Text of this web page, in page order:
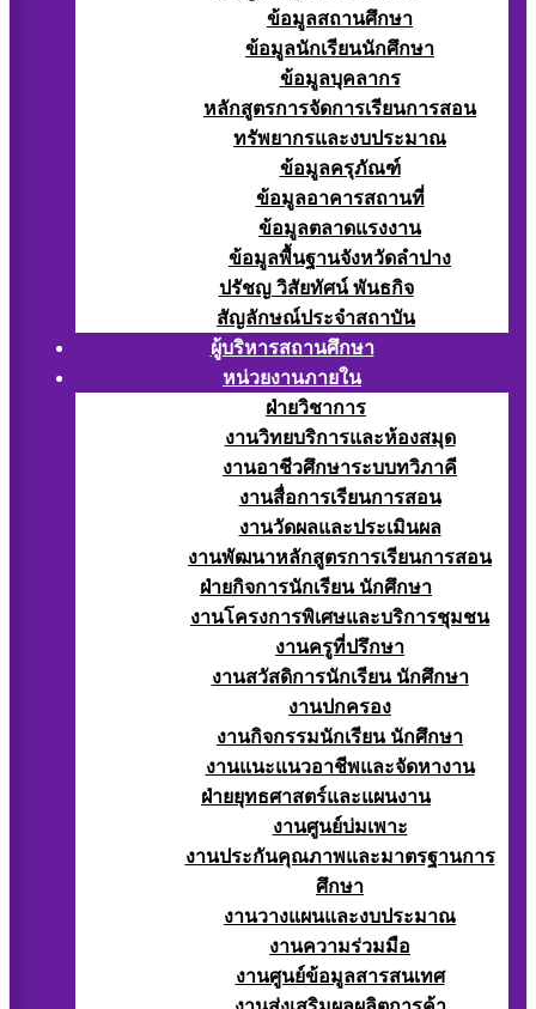
ข้อมูลสถานศึกษา
ข้อมูลนักเรียนนักศึกษา
ข้อมูลบุคลากร
หลักสูตรการจัดการเรียนการสอน
ทรัพยากรและงบประมาณ
ข้อมูลครุภัณฑ์
ข้อมูลอาคารสถานที่
ข้อมูลตลาดแรงงาน
ข้อมูลพื้นฐานจังหวัดลำปาง
ปรัชญ วิสัยทัศน์ พันธกิจ
สัญลักษณ์ประจำสถาบัน
ผู้บริหารสถานศึกษา
หน่วยงานภายใน
ฝ่ายวิชาการ
งานวิทยบริการและห้องสมุด
งานอาชีวศึกษาระบบทวิภาคี
งานสื่อการเรียนการสอน
งานวัดผลและประเมินผล
งานพัฒนาหลักสูตรการเรียนการสอน
ฝ่ายกิจการนักเรียน นักศึกษา
งานโครงการพิเศษและบริการชุมชน
งานครูที่ปรึกษา
งานสวัสดิการนักเรียน นักศึกษา
งานปกครอง
งานกิจกรรมนักเรียน นักศึกษา
งานแนะแนวอาชีพและจัดหางาน
ฝ่ายยุทธศาสตร์และแผนงาน
งานศูนย์บ่มเพาะ
งานประกันคุณภาพและมาตรฐานการ
ศึกษา
งานวางแผนและงบประมาณ
งานความร่วมมือ
งานศูนย์ข้อมูลสารสนเทศ